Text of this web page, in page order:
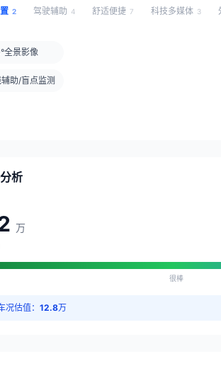
2 驾驶辅助 4 舒适便捷 7 科技多媒体 3
全景影像
助/盲点监测
析
万
很棒
况估值： 12.8万